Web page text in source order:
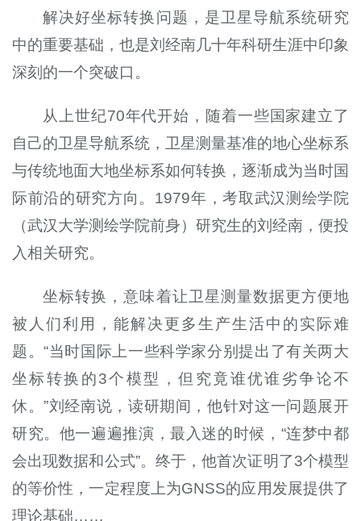
解决好坐标转换问题，是卫星导航系统研究
中的重要基础，也是刘经南几十年科研生涯中印象
深刻的一个突破口。
从上世纪70年代开始，随着一些国家建立了
自己的卫星导航系统，卫星测量基准的地心坐标系
与传统地面大地坐标系如何转换，逐渐成为当时国
际前沿的研究方向。1979年，考取武汉测绘学院
（武汉大学测绘学院前身）研究生的刘经南，便投
入相关研究。
坐标转换，意味着让卫星测量数据更方便地
被人们利用，能解决更多生产生活中的实际难
题。“当时国际上一些科学家分别提出了有关两大
坐标转换的3个模型，但究竟谁优谁劣争论不
休。”刘经南说，读研期间，他针对这一问题展开
研究。他一遍遍推演，最入迷的时候，“连梦中都
会出现数据和公式”。终于，他首次证明了3个模型
的等价性，一定程度上为GNSS的应用发展提供了
理论基础……